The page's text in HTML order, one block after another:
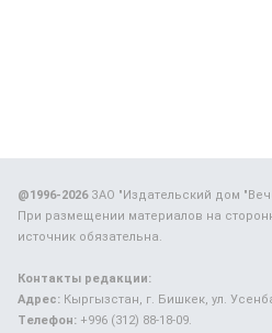
@1996-2026ЗАО "Издательский дом
При размещении материалов на
источник обязательна.
Контакты редакции:
Адрес: Кыргызстан, г. Бишкек, ул.
Телефон: +996 (312) 88-18-09.